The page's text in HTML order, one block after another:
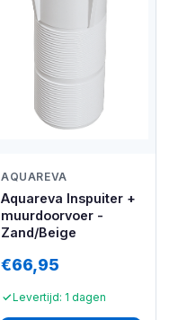
AQUAREVA
Aquareva Inspuiter +
muurdoorvoer -
Zand/Beige
€66,95
Levertijd: 1 dagen